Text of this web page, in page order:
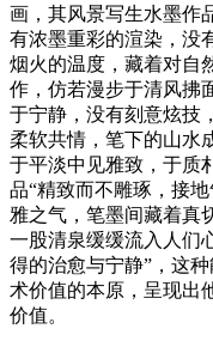
画，其风景写生水墨作
有浓墨重彩的渲染，没
烟火的温度，藏着对自
作，仿若漫步于清风拂
于宁静，没有刻意炫技
柔软共情，笔下的山水
于平淡中见雅致，于质
品“精致而不雕琢，接
雅之气，笔墨间藏着真
一股清泉缓缓流入人们
得的治愈与宁静”，这
术价值的本原，呈现出
价值。